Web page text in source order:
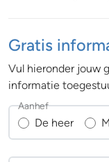
Gratis
Vul hieronder jouw
informatie
De heer
Aanhef